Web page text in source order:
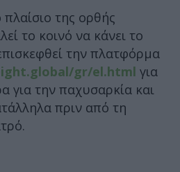
πλαίσιο της ορθής
το κοινό να κάνει το
την πλατφόρμα
gr/el.html για
για την παχυσαρκία και
πριν από τη